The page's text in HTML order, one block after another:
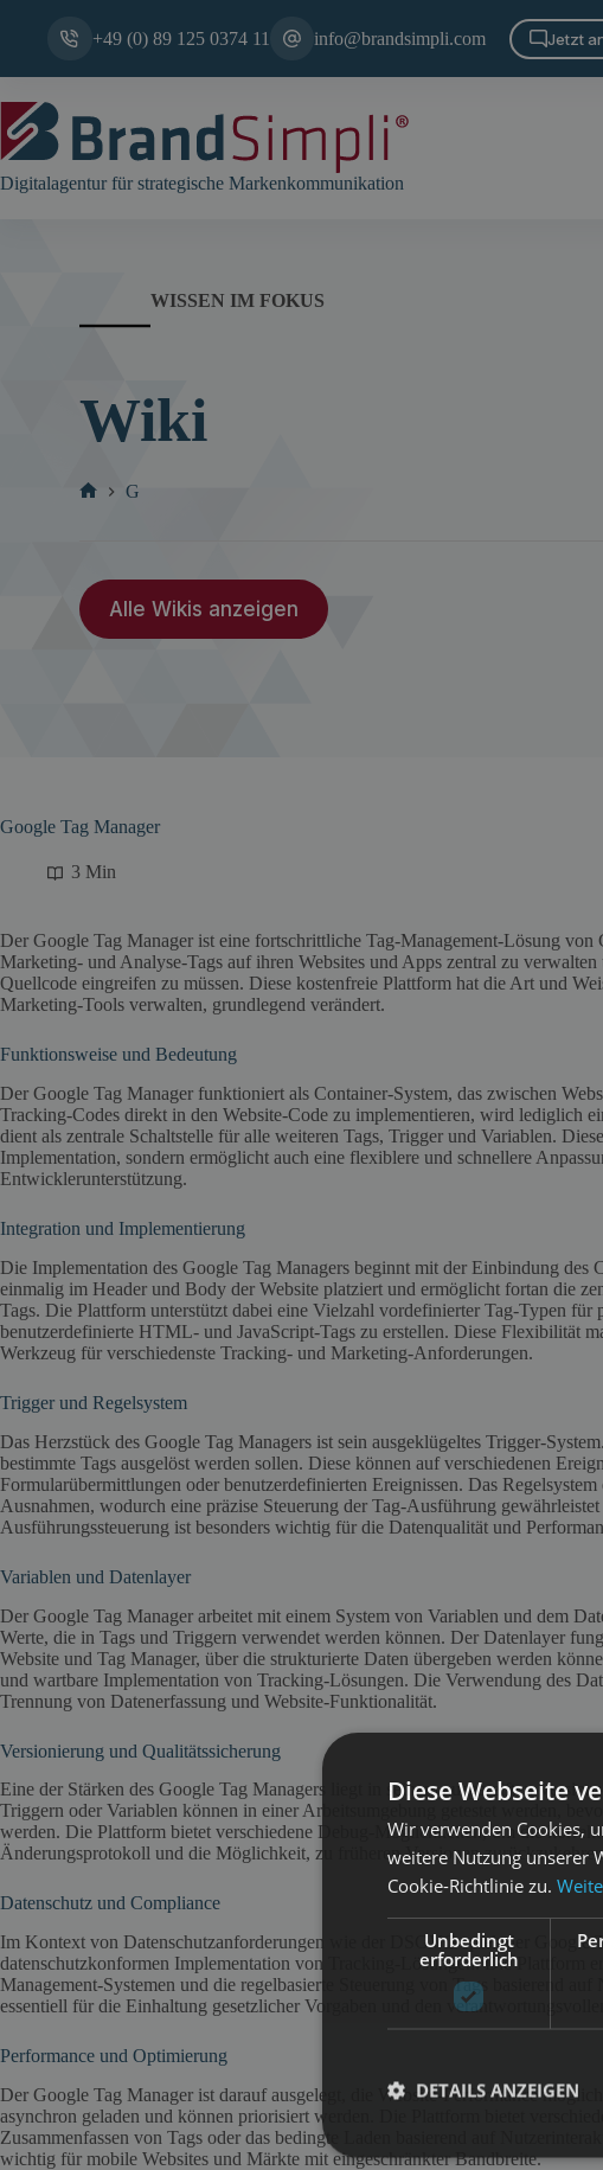
+49 (0) 89 125 0374 11 info@brandsimpli.com Jetzt
Digitalagentur für strategische Markenkommunikation
WISSEN IM FOKUS
Wiki
G
Alle Wikis anzeigen
Google Tag Manager
3 Min
Der Google Tag Manager ist eine fortschrittliche Tag-Management-Lösung von
Marketing- und Analyse-Tags auf ihren Websites und Apps zentral zu
Quellcode eingreifen zu müssen. Diese kostenfreie Plattform hat die Art und
Marketing-Tools verwalten, grundlegend verändert.
Funktionsweise und Bedeutung
Der Google Tag Manager funktioniert als Container-System, das zwischen
Tracking-Codes direkt in den Website-Code zu implementieren, wird lediglich
dient als zentrale Schaltstelle für alle weiteren Tags, Trigger und Variablen.
Implementation, sondern ermöglicht auch eine flexiblere und schnellere
Entwicklerunterstützung.
Integration und Implementierung
Die Implementation des Google Tag Managers beginnt mit der Einbindung des
einmalig im Header und Body der Website platziert und ermöglicht fortan die
Tags. Die Plattform unterstützt dabei eine Vielzahl vordefinierter Tag-Typen
benutzerdefinierte HTML- und JavaScript-Tags zu erstellen. Diese Flexibilität
Werkzeug für verschiedenste Tracking- und Marketing-Anforderungen.
Trigger und Regelsystem
Das Herzstück des Google Tag Managers ist sein ausgeklügeltes Trigger-
bestimmte Tags ausgelöst werden sollen. Diese können auf verschiedenen
Formularübermittlungen oder benutzerdefinierten Ereignissen. Das
Ausnahmen, wodurch eine präzise Steuerung der Tag-Ausführung
Ausführungssteuerung ist besonders wichtig für die Datenqualität und
Variablen und Datenlayer
Der Google Tag Manager arbeitet mit einem System von Variablen und dem
Werte, die in Tags und Triggern verwendet werden können. Der Datenlayer
Website und Tag Manager, über die strukturierte Daten übergeben werden
und wartbare Implementation von Tracking-Lösungen. Die Verwendung des
Trennung von Datenerfassung und Website-Funktionalität.
Versionierung und Qualitätssicherung
Eine der Stärken des Google Tag Managers liegt in seinem ausgereiften
Triggern oder Variablen können in einer Arbeitsumgebung getestet werden,
werden. Die Plattform bietet verschiedene Debug-Möglichkeiten, um die
Änderungsprotokoll und die Möglichkeit, zu früheren Versionen
Datenschutz und Compliance
Im Kontext von Datenschutzanforderungen wie der DSGVO spielt der Google
datenschutzkonformen Implementation von Tracking-Lösungen. Die Plattform
Management-Systemen und die regelbasierte Steuerung von Tags basierend
essentiell für die Einhaltung gesetzlicher Vorgaben und den
Performance und Optimierung
Der Google Tag Manager ist darauf ausgelegt, die Website-Performance
asynchron geladen und können priorisiert werden. Die Plattform bietet
Zusammenfassen von Tags oder das bedingte Laden basierend auf
wichtig für mobile Websites und Märkte mit eingeschränkter Bandbreite.
Diese Webseite
Wir verwenden Cookies,
weitere Nutzung unserer
Cookie-Richtlinie zu.
Unbedingt
erforderlich
DETAILS ANZEIGEN